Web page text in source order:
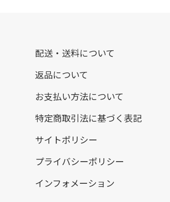
配送・送料について
返品について
お支払い方法について
特定商取引法に基づく表記
サイトポリシー
プライバシーポリシー
インフォメーション